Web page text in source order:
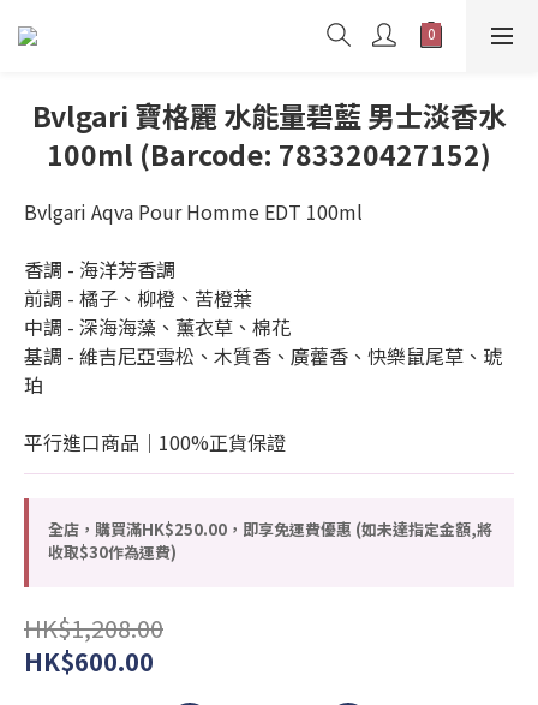
Bvlgari 寶格麗 水能量碧藍 男士淡香水
100ml (Barcode: 783320427152)
Bvlgari Aqva Pour Homme EDT 100ml
香調 - 海洋芳香調
前調 - 橘子、柳橙、苦橙葉
中調 - 深海海藻、薰衣草、棉花
基調 - 維吉尼亞雪松、木質香、廣藿香、快樂鼠尾草、琥
珀
平行進口商品｜100%正貨保證
全店，購買滿HK$250.00，即享免運費優惠 (如未達指定金額,將
收取$30作為運費)
HK$1,208.00
HK$600.00